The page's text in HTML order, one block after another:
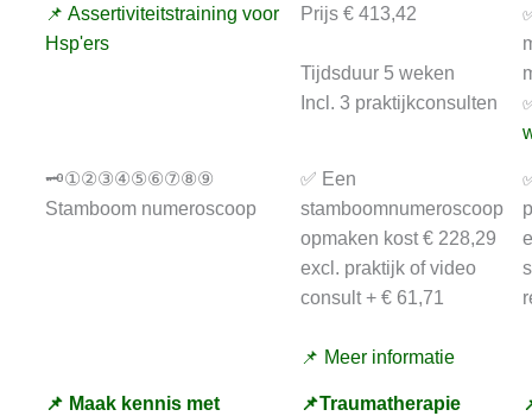
📌 Assertiviteitstraining voor
Hsp'ers
Prijs € 413,42
Tijdsduur 5 weken
Incl. 3 praktijkconsulten
🗝️①②③④⑤⑥⑦⑧⑨
Stamboom numeroscoop
✅ Een
stamboomnumeroscoop
opmaken kost € 228,29
excl. praktijk of video
consult + € 61,71
📌 Meer informatie
📌 Maak kennis met
📌Traumatherapie